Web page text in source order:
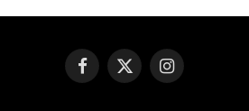
Facebook
X
Instagram